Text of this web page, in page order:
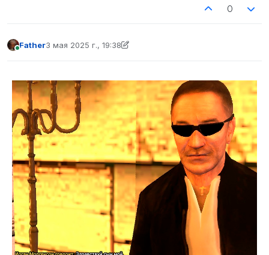
0
Father3 мая 2025 г., 19:38
отредактировано Father